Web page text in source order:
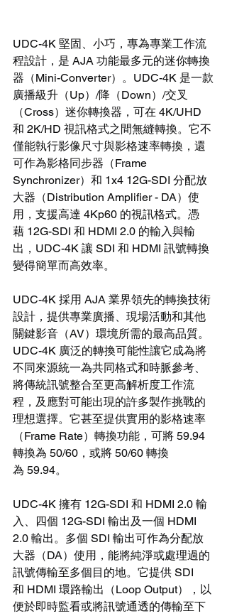
UDC-4K 堅固、小巧，專為專業工作流
程設計，是 AJA 功能最多元的迷你轉換
器（Mini-Converter）。UDC-4K 是一款
廣播級升（Up）/降（Down）/交叉
（Cross）迷你轉換器，可在 4K/UHD
和 2K/HD 視訊格式之間無縫轉換。它不
僅能執行影像尺寸與影格速率轉換，還
可作為影格同步器（Frame
Synchronizer）和 1x4 12G-SDI 分配放
大器（Distribution Amplifier - DA）使
用，支援高達 4Kp60 的視訊格式。憑
藉 12G-SDI 和 HDMI 2.0 的輸入與輸
出，UDC-4K 讓 SDI 和 HDMI 訊號轉換
變得簡單而高效率。
UDC-4K 採用 AJA 業界領先的轉換技術
設計，提供專業廣播、現場活動和其他
關鍵影音（AV）環境所需的最高品質。
UDC-4K 廣泛的轉換可能性讓它成為將
不同來源統一為共同格式和時脈參考、
將傳統訊號整合至更高解析度工作流
程，及應對可能出現的許多製作挑戰的
理想選擇。它甚至提供實用的影格速率
（Frame Rate）轉換功能，可將 59.94
轉換為 50/60，或將 50/60 轉換
為 59.94。
UDC-4K 擁有 12G-SDI 和 HDMI 2.0 輸
入、四個 12G-SDI 輸出及一個 HDMI
2.0 輸出。多個 SDI 輸出可作為分配放
大器（DA）使用，能將純淨或處理過的
訊號傳輸至多個目的地。它提供 SDI
和 HDMI 環路輸出（Loop Output），以
便於即時監看或將訊號通透的傳輸至下